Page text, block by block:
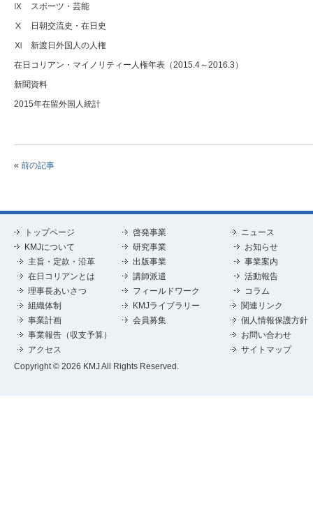
Ⅸ スポーツ・芸能
Ⅹ 日朝交流史・在日史
Ⅺ 新渡日外国人の人権
在日コリアン・マイノリティー人権年表（2015.4～2016.3）
新聞資料
2015年在留外国人統計
« 前の記事
トップページ
KMJについて
主旨・定款・沿革
在日コリアンとは
理事長あいさつ
組織体制
事業計画
事業報告（収支予算）
アクセス
啓発事業
研究事業
出版事業
講師派遣
フィールドワーク
KMJライブラリー
会員募集
ニュース
お知らせ
事業案内
活動報告
コラム
関連リンク
個人情報保護方針
お問い合わせ
サイトマップ
Copyright © 2026 KMJ All Rights Reserved.